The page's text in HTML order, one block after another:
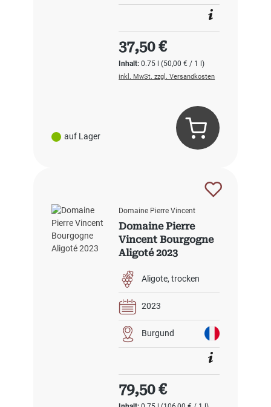
auf Lager
Inhalt:0.75 l(50,00 € / 1 l)
Regulärer Preis:
37,50 €
inkl. MwSt. zzgl. Versandkosten
Domaine Pierre Vincent
Domaine Pierre
Vincent Bourgogne
Aligoté 2023
Aligote trocken
2023
Burgund
Regulärer Preis:
79,50 €